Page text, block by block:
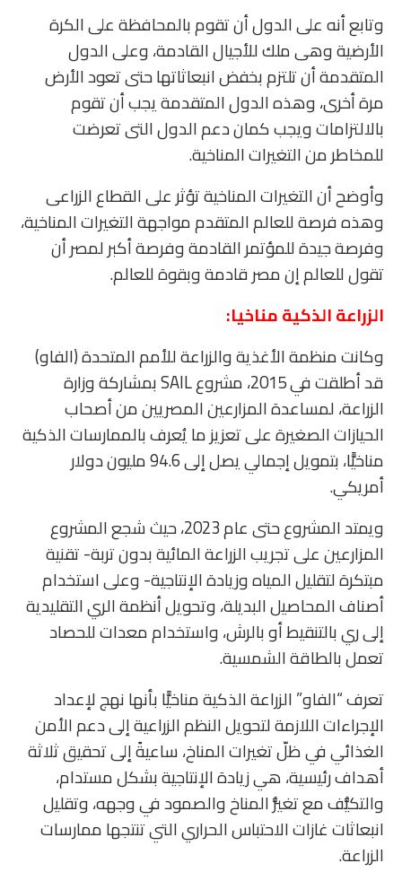
وتابع أنه على الدول أن تقوم بالمحافظة على الكرة
الأرضية وهى ملك للأجيال القادمة، وعلى الدول
المتقدمة أن تلتزم بخفض انبعاثاتها حتى تعود الأرض
مرة أخرى، وهذه الدول المتقدمة يجب أن تقوم
بالالتزامات ويجب كمان دعم الدول التى تعرضت
للمخاطر من التغيرات المناخية.
وأوضح أن التغيرات المناخية تؤثر على القطاع الزراعى
وهذه فرصة للعالم المتقدم مواجهة التغيرات المناخية،
وفرصة جيدة للمؤتمر القادمة وفرصة أكبر لمصر أن
تقول للعالم إن مصر قادمة وبقوة للعالم.
الزراعة الذكية مناخيا:
وكانت منظمة الأغذية والزراعة للأمم المتحدة (الفاو)
قد أطلقت في 2015، مشروع SAIL بمشاركة وزارة
الزراعة، لمساعدة المزارعين المصريين من أصحاب
الحيازات الصغيرة على تعزيز ما يُعرف بالممارسات الذكية
مناخيًّا، بتمويل إجمالي يصل إلى 94.6 مليون دولار
أمريكي.
ويمتد المشروع حتى عام 2023، حيث شجع المشروع
المزارعين على تجريب الزراعة المائية بدون تربة- تقنية
مبتكرة لتقليل المياه وزيادة الإنتاجية- وعلى استخدام
أصناف المحاصيل البديلة، وتحويل أنظمة الري التقليدية
إلى ري بالتنقيط أو بالرش، واستخدام معدات للحصاد
تعمل بالطاقة الشمسية.
تعرف “الفاو” الزراعة الذكية مناخيًّا بأنها نهج لإعداد
الإجراءات اللازمة لتحويل النظم الزراعية إلى دعم الأمن
الغذائي في ظلّ تغيرات المناخ، ساعيةً إلى تحقيق ثلاثة
أهداف رئيسية، هي زيادة الإنتاجية بشكل مستدام،
والتكيُّف مع تغيُّر المناخ والصمود في وجهه، وتقليل
انبعاثات غازات الاحتباس الحراري التي تنتجها ممارسات
الزراعة.